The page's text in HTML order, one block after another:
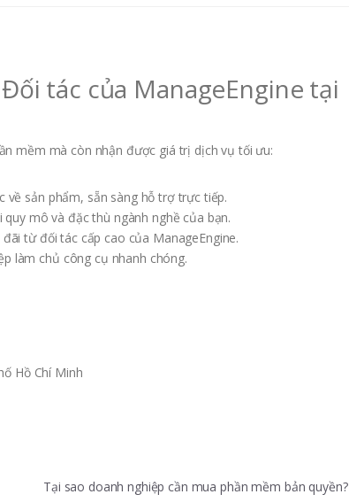
tác của ManageEngine tại
mềm mà còn nhận được giá trị dịch vụ tối ưu:
về sản phẩm, sẵn sàng hỗ trợ trực tiếp.
mô và đặc thù ngành nghề của bạn.
từ đối tác cấp cao của ManageEngine.
làm chủ công cụ nhanh chóng.
Hồ Chí Minh
Tại sao doanh nghiệp cần mua phần mềm bản quyền?